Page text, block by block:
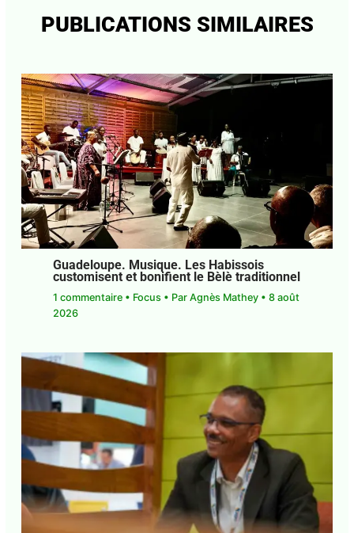
pour ance?tres des Africains Re?duits en Esclavage
humanite?..
0
Article précédent Article suivant →
PUBLICATIONS SIMILAIRES
Guadeloupe. Musique. Les Habissois
customisent et bonifient le Bèlè
1 commentaire •Focus • Par Agnès Mathey •
août 2026